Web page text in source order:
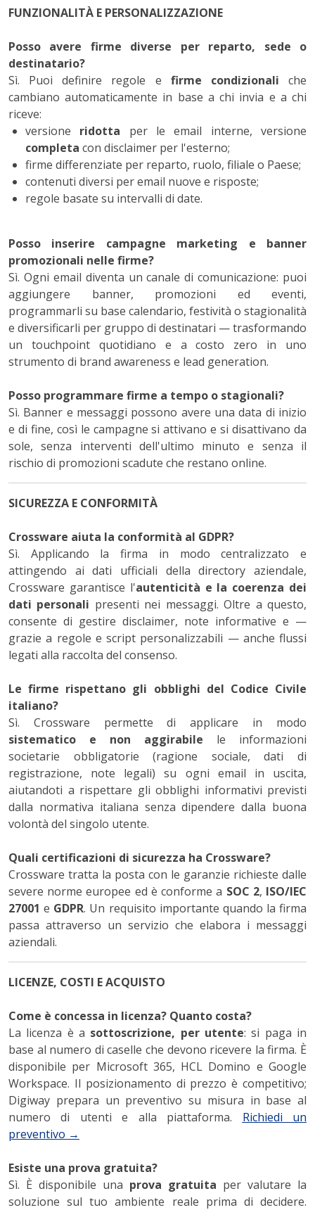
FUNZIONALITÀ E PERSONALIZZAZIONE
Posso avere firme diverse per reparto, sede o
destinatario?
Sì. Puoi definire regole e firme condizionali che
cambiano automaticamente in base a chi invia e a chi
riceve:
versione ridotta per le email interne, versione
completa con disclaimer per l'esterno;
firme differenziate per reparto, ruolo, filiale o Paese;
contenuti diversi per email nuove e risposte;
regole basate su intervalli di date.
Posso inserire campagne marketing e banner
promozionali nelle firme?
Sì. Ogni email diventa un canale di comunicazione: puoi
aggiungere banner, promozioni ed eventi,
programmarli su base calendario, festività o stagionalità
e diversificarli per gruppo di destinatari — trasformando
un touchpoint quotidiano e a costo zero in uno
strumento di brand awareness e lead generation.
Posso programmare firme a tempo o stagionali?
Sì. Banner e messaggi possono avere una data di inizio
e di fine, così le campagne si attivano e si disattivano da
sole, senza interventi dell'ultimo minuto e senza il
rischio di promozioni scadute che restano online.
SICUREZZA E CONFORMITÀ
Crossware aiuta la conformità al GDPR?
Sì. Applicando la firma in modo centralizzato e
attingendo ai dati ufficiali della directory aziendale,
Crossware garantisce l'autenticità e la coerenza dei
dati personali presenti nei messaggi. Oltre a questo,
consente di gestire disclaimer, note informative e —
grazie a regole e script personalizzabili — anche flussi
legati alla raccolta del consenso.
Le firme rispettano gli obblighi del Codice Civile
italiano?
Sì. Crossware permette di applicare in modo
sistematico e non aggirabile le informazioni
societarie obbligatorie (ragione sociale, dati di
registrazione, note legali) su ogni email in uscita,
aiutandoti a rispettare gli obblighi informativi previsti
dalla normativa italiana senza dipendere dalla buona
volontà del singolo utente.
Quali certificazioni di sicurezza ha Crossware?
Crossware tratta la posta con le garanzie richieste dalle
severe norme europee ed è conforme a SOC 2, ISO/IEC
27001 e GDPR. Un requisito importante quando la firma
passa attraverso un servizio che elabora i messaggi
aziendali.
LICENZE, COSTI E ACQUISTO
Come è concessa in licenza? Quanto costa?
La licenza è a sottoscrizione, per utente: si paga in
base al numero di caselle che devono ricevere la firma. È
disponibile per Microsoft 365, HCL Domino e Google
Workspace. Il posizionamento di prezzo è competitivo;
Digiway prepara un preventivo su misura in base al
numero di utenti e alla piattaforma. Richiedi un
preventivo →
Esiste una prova gratuita?
Sì. È disponibile una prova gratuita per valutare la
soluzione sul tuo ambiente reale prima di decidere.